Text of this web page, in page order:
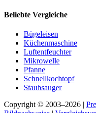
Beliebte Vergleiche
Bügeleisen
Küchenmaschine
Luftentfeuchter
Mikrowelle
Pfanne
Schnellkochtopf
Staubsauger
Copyright © 2003–2026 |